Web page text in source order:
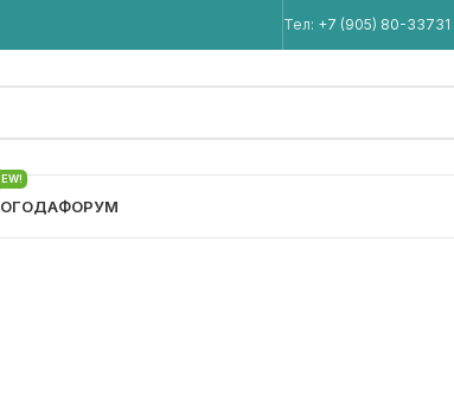
Тел: +7 (905) 80-33731
ФОРУМ